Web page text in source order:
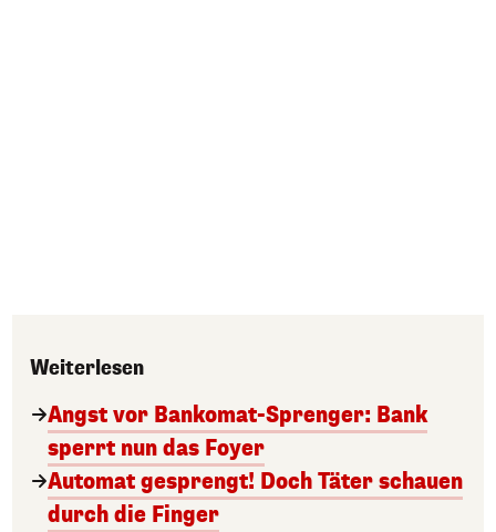
Weiterlesen
Angst vor Bankomat-Sprenger: Bank
sperrt nun das Foyer
Automat gesprengt! Doch Täter schauen
durch die Finger